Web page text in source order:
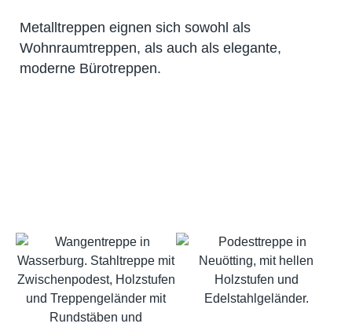
Metalltreppen eignen sich sowohl als
Wohnraumtreppen, als auch als elegante,
moderne Bürotreppen.